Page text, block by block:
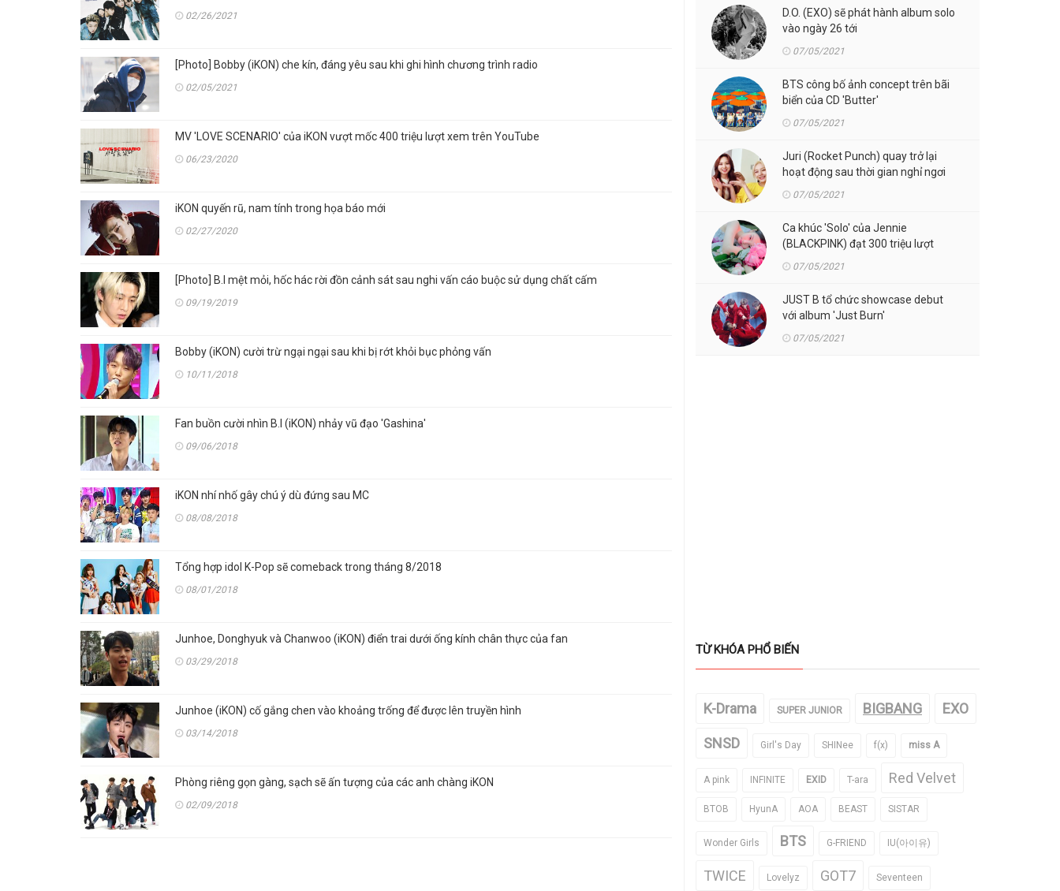
02/26/2021
[Photo] Bobby (iKON) che kín, đáng yêu sau khi ghi hình chương trình radio
02/05/2021
MV 'LOVE SCENARIO' của iKON vượt mốc 400 triệu lượt xem trên YouTube
06/23/2020
iKON quyến rũ, nam tính trong họa báo mới
02/27/2020
[Photo] B.I mệt mỏi, hốc hác rời đồn cảnh sát sau nghi vấn cáo buộc sử dụng chất cấm
09/19/2019
Bobby (iKON) cười trừ ngại ngại sau khi bị rớt khỏi bục phỏng vấn
10/11/2018
Fan buồn cười nhìn B.I (iKON) nhảy vũ đạo 'Gashina'
09/06/2018
iKON nhí nhố gây chú ý dù đứng sau MC
08/08/2018
Tổng hợp idol K-Pop sẽ comeback trong tháng 8/2018
08/01/2018
Junhoe, Donghyuk và Chanwoo (iKON) điển trai dưới ống kính chân thực của fan
03/29/2018
Junhoe (iKON) cố gắng chen vào khoảng trống để được lên truyền hình
03/14/2018
Phòng riêng gọn gàng, sạch sẽ ấn tượng của các anh chàng iKON
02/09/2018
D.O. (EXO) sẽ phát hành album solo
vào ngày 26 tới
07/05/2021
BTS công bố ảnh concept trên bãi
biển của CD 'Butter'
07/05/2021
Juri (Rocket Punch) quay trở lại
hoạt động sau thời gian nghỉ ngơi
07/05/2021
Ca khúc 'Solo' của Jennie
(BLACKPINK) đạt 300 triệu lượt
07/05/2021
JUST B tổ chức showcase debut
với album 'Just Burn'
07/05/2021
TỪ KHÓA PHỔ BIẾN
K-Drama SUPER JUNIOR BIGBANG EXO
SNSD Girl's Day SHINee f(x) miss A
A pink INFINITE EXID T-ara Red Velvet
BTOB HyunA AOA BEAST SISTAR
Wonder Girls BTS G-FRIEND IU(아이유)
TWICE Lovelyz GOT7 Seventeen